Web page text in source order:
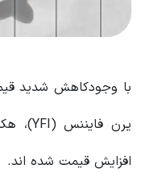
افزایش قیمت شده اند.